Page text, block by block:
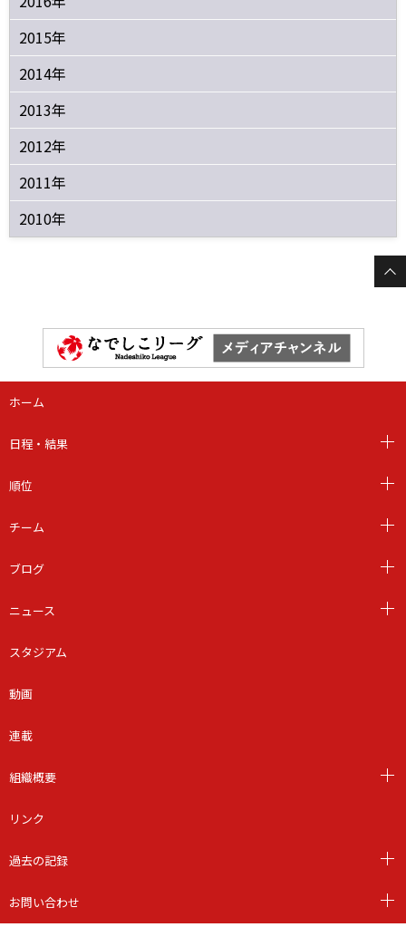
2015年
2014年
2013年
2012年
2011年
2010年
ホーム
日程・結果
順位
チーム
ブログ
ニュース
スタジアム
動画
連載
組織概要
リンク
過去の記録
お問い合わせ